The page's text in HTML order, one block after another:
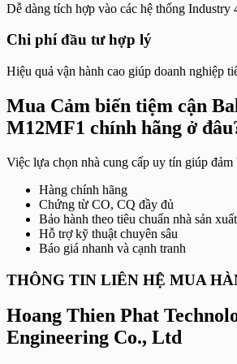
Dễ dàng tích hợp vào các hệ thống Industry
Chi phí đầu tư hợp lý
Hiệu quả vận hành cao giúp doanh nghiệp
Mua Cảm biến tiệm cận
M12MF1 chính hãng ở
Việc lựa chọn nhà cung cấp uy tín giúp đảm
Hàng chính hãng
Chứng từ CO, CQ đầy đủ
Bảo hành theo tiêu chuẩn nhà sản xuất
Hỗ trợ kỹ thuật chuyên sâu
Báo giá nhanh và cạnh tranh
THÔNG TIN LIÊN HỆ MUA
Hoang Thien Phat
Engineering Co., Ltd